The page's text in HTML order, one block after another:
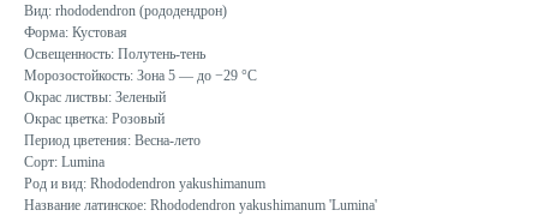
Вид: rhododendron (рододендрон)
Форма: Кустовая
Освещенность: Полутень-тень
Морозостойкость: Зона 5 — до −29 °C
Окрас листвы: Зеленый
Окрас цветка: Розовый
Период цветения: Весна-лето
Сорт: Lumina
Род и вид: Rhododendron yakushimanum
Название латинское: Rhododendron yakushimanum 'Lumina'